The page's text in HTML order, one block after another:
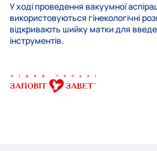
У ході проведення вакуумної
використовуються гінекологічні
відкривають шийку матки для
інструментів.